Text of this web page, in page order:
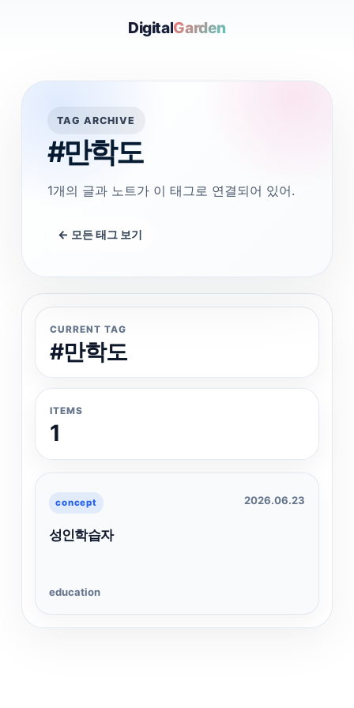
DigitalGarden
TAG ARCHIVE
#만학도
1개의 글과 노트가 이 태그로 연결되어 있어.
← 모든 태그 보기
CURRENT TAG
#만학도
ITEMS
1
concept 2026.06.23
성인학습자
education